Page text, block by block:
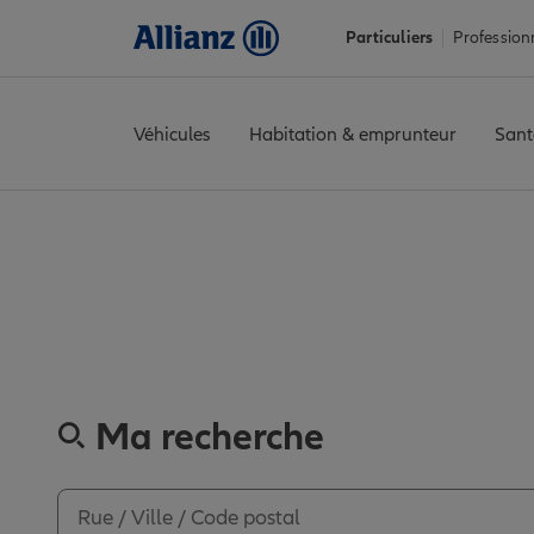
Particuliers
Véhicules Habitation & emprunteur
Ma recherche